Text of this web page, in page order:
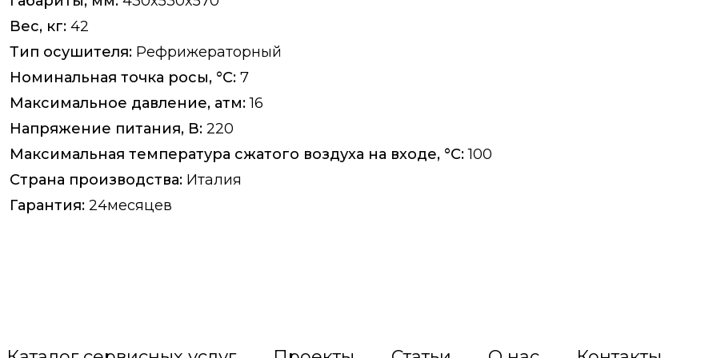
Вес, кг: 42
Тип осушителя: Рефрижераторный
Номинальная точка росы, °C: 7
Максимальное давление, атм:16
Напряжение питания, В: 220
Максимальная температура сжатого воздуха на входе, °C:100
Страна производства: Италия
Гарантия: 24месяцев